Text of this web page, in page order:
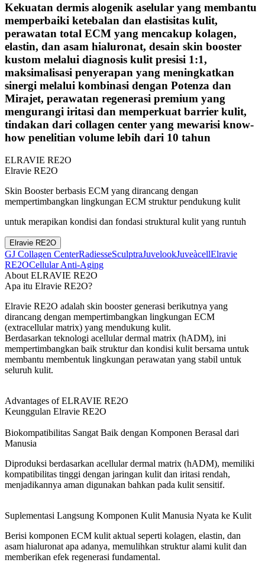
Kekuatan dermis alogenik aselular yang membantu
memperbaiki ketebalan dan elastisitas kulit,
perawatan total ECM yang mencakup kolagen,
elastin, dan asam hialuronat, desain skin booster
kustom melalui diagnosis kulit presisi 1:1,
maksimalisasi penyerapan yang meningkatkan
sinergi melalui kombinasi dengan Potenza dan
Mirajet, perawatan regenerasi premium yang
mengurangi iritasi dan memperkuat barrier kulit,
tindakan dari collagen center yang mewarisi know-
how penelitian volume lebih dari 10 tahun
ELRAVIE RE2O
Elravie RE2O
Skin Booster berbasis ECM yang dirancang dengan
mempertimbangkan lingkungan ECM struktur pendukung kulit
untuk merapikan kondisi dan fondasi struktural kulit yang runtuh
Elravie RE2O
GJ Collagen CenterRadiesseSculptraJuvelookJuveàcellElravie
RE2OCellular Anti-Aging
About ELRAVIE RE2O
Apa itu Elravie RE2O?
Elravie RE2O adalah skin booster generasi berikutnya yang
dirancang dengan mempertimbangkan lingkungan ECM
(extracellular matrix) yang mendukung kulit.
Berdasarkan teknologi acellular dermal matrix (hADM), ini
mempertimbangkan baik struktur dan kondisi kulit bersama untuk
membantu membentuk lingkungan perawatan yang stabil untuk
seluruh kulit.
Advantages of ELRAVIE RE2O
Keunggulan Elravie RE2O
Biokompatibilitas Sangat Baik dengan Komponen Berasal dari
Manusia
Diproduksi berdasarkan acellular dermal matrix (hADM), memiliki
kompatibilitas tinggi dengan jaringan kulit dan iritasi rendah,
menjadikannya aman digunakan bahkan pada kulit sensitif.
Suplementasi Langsung Komponen Kulit Manusia Nyata ke Kulit
Berisi komponen ECM kulit aktual seperti kolagen, elastin, dan
asam hialuronat apa adanya, memulihkan struktur alami kulit dan
memberikan efek regenerasi fundamental.